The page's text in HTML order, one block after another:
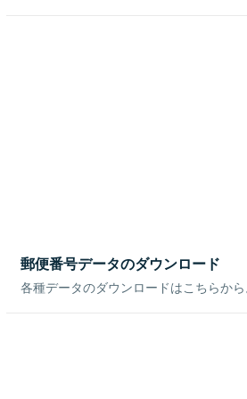
郵便番号データのダウンロード
各種データのダウンロードはこちらか